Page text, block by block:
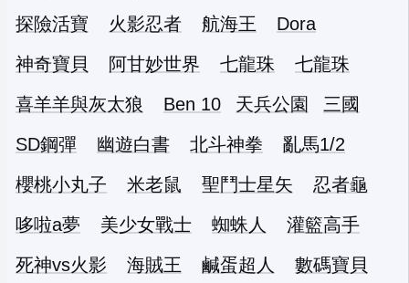
探險活寶 火影忍者 航海王
Dora
神奇寶貝
阿甘妙世界 七龍珠
七龍珠
喜羊羊與灰太狼
Ben 10 天兵公園
三國
SD鋼彈
幽遊白書 北斗神拳
亂馬1/2
櫻桃小丸子
米老鼠 聖鬥士星矢
忍者龜
哆啦a夢
美少女戰士 蜘蛛人
灌籃高手
死神vs火影
海賊王 鹹蛋超人
數碼寶貝